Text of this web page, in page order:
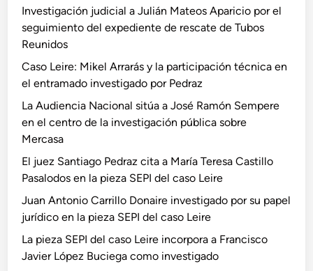
Investigación judicial a Julián Mateos Aparicio por el
seguimiento del expediente de rescate de Tubos
Reunidos
Caso Leire: Mikel Arrarás y la participación técnica en
el entramado investigado por Pedraz
La Audiencia Nacional sitúa a José Ramón Sempere
en el centro de la investigación pública sobre
Mercasa
El juez Santiago Pedraz cita a María Teresa Castillo
Pasalodos en la pieza SEPI del caso Leire
Juan Antonio Carrillo Donaire investigado por su papel
jurídico en la pieza SEPI del caso Leire
La pieza SEPI del caso Leire incorpora a Francisco
Javier López Buciega como investigado